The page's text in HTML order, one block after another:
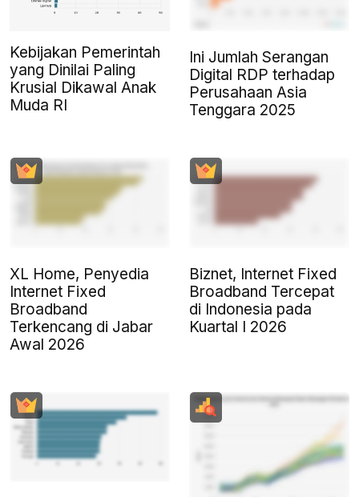
Kebijakan Pemerintah
yang Dinilai Paling
Krusial Dikawal Anak
Muda RI
Ini Jumlah Serangan
Digital RDP terhadap
Perusahaan Asia
Tenggara 2025
XL Home, Penyedia
Internet Fixed
Broadband
Terkencang di Jabar
Awal 2026
Biznet, Internet Fixed
Broadband Tercepat
di Indonesia pada
Kuartal I 2026